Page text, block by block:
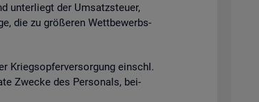
un­ter­liegt der Um­satz­steu­er,
die zu grö­ße­ren Wett­be­werbs­
Kriegs­op­fer­ver­sor­gung einschl.
Zwe­cke des Per­so­nals, bei­